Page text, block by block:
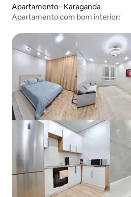
Apartamento ⋅ Karaganda
Apartamento com bom interior: